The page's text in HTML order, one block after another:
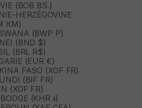
(BOB BS.)
HERZÉGOVINE
КМ)
(BWP P)
(BND $)
(BRL R$)
(EUR €)
FASO (XOF FR)
(BIF FR)
(XOF FR)
(KHR ៛)